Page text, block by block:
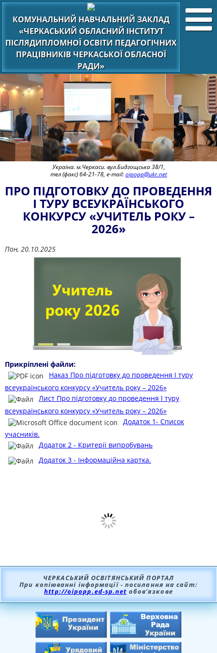
КОМУНАЛЬНИЙ НАВЧАЛЬНИЙ ЗАКЛАД
«ЧЕРКАСЬКИЙ ОБЛАСНИЙ ІНСТИТУТ
ПІСЛЯДИПЛОМНОЇ ОСВІТИ ПЕДАГОГІЧНИХ
ПРАЦІВНИКІВ ЧЕРКАСЬКОЇ ОБЛАСНОЇ
РАДИ»
Україна. м.Черкаси. вул.Бидгощська 38/1,
тел (факс) 64-21-78, e-mail:oipopp@ukr.net
ПРО ПІДГОТОВКУ ДО ПРОВЕДЕННЯ
І ТУРУ ВСЕУКРАЇНСЬКОГО
КОНКУРСУ «УЧИТЕЛЬ РОКУ –
2026»
Пон, 20.10.2025
Прикріплені файли:
Наказ Про підготовку до проведення І туру
всеукраїнського конкурсу «Учитель року – 2026»
Лист Про підготовку до проведення І туру
всеукраїнського конкурсу «Учитель року – 2026»
Додаток 1- Список
учасників.
Додаток 2 - Критерії випробувань
Додаток 3 - Інформаційна картка.
ЧЕРКАСЬКИЙ ОСВІТЯНСЬКИЙ ПОРТАЛ
При копіюванні інформації - посилання на сайт:
http://oipopp.ed-sp.net обов’язкове